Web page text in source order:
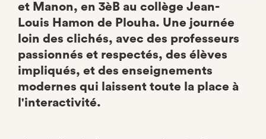
et Manon, en 3èB au collège Jean-
Louis Hamon de Plouha. Une journée
loin des clichés, avec des professeurs
passionnés et respectés, des élèves
impliqués, et des enseignements
modernes qui laissent toute la place à
l'interactivité.